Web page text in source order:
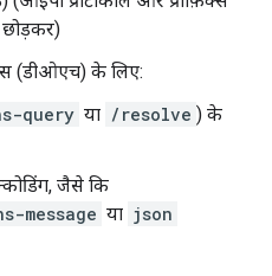
(डीओएच) के लिए:
query या /resolve ) के
जैसे कि
message या json